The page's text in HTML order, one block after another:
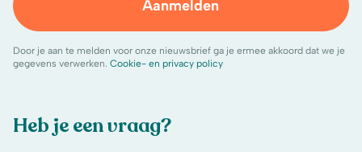
Heb je een vraag?
Aanmelden
Door je aan te melden voor onze nieuwsbrief ga je ermee akkoord dat we je
gegevens verwerken. Cookie- en privacy policy